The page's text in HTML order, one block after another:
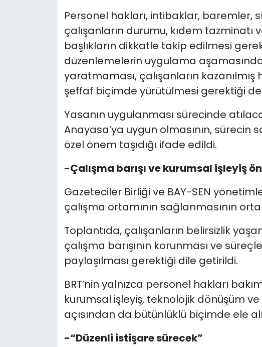
Personel hakları, intibaklar, baremler,
çalışanların durumu, kıdem tazminatı
başlıkların dikkatle takip edilmesi
düzenlemelerin uygulama
yaratmaması, çalışanların kazanılmış
şeffaf biçimde yürütülmesi gerektiği
Yasanın uygulanması sürecinde
Anayasa’ya uygun olmasının, sürecin
özel önem taşıdığı ifade edildi.
-Çalışma barışı ve kurumsal işleyiş
Gazeteciler Birliği ve BAY-SEN
çalışma ortamının sağlanmasının
Toplantıda, çalışanların belirsizlik
çalışma barışının korunması ve
paylaşılması gerektiği dile getirildi.
BRT’nin yalnızca personel hakları
kurumsal işleyiş, teknolojik dönüşüm ve
açısından da bütünlüklü biçimde ele
-“Düzenli istişare sürecek”